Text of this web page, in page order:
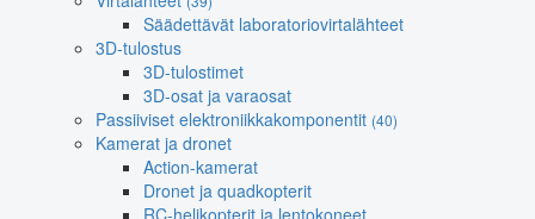
Säädettävät laboratoriovirtalähteet
3D-tulostus
3D-tulostimet
3D-osat ja varaosat
Passiiviset elektroniikkakomponentit (40)
Kamerat ja dronet
Action-kamerat
Dronet ja quadkopterit